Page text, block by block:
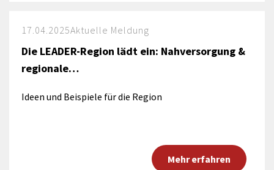
17.04.2025Aktuelle Meldung
Die LEADER-Region lädt ein: Nahversorgung &
regionale…
Ideen und Beispiele für die Region
Mehr erfahren